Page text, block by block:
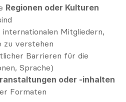
Regionen oder Kulturen
Mitgliedern,
zu verstehen
Barrieren für die
Sprache)
oder -inhalten
Formaten